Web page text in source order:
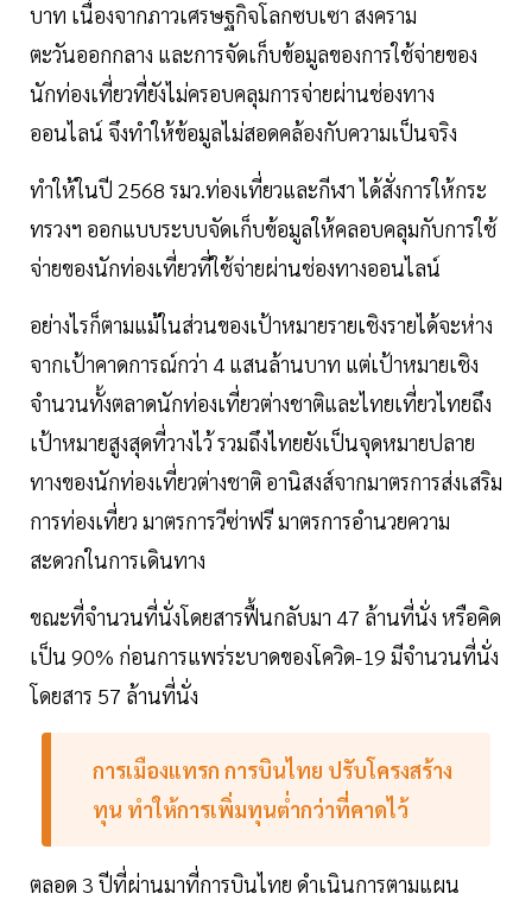
บาท เนื่องจากภาวเศรษฐกิจโลกซบเซา สงคราม
ตะวันออกกลาง และการจัดเก็บข้อมูลของการใช้จ่ายของ
นักท่องเที่ยวที่ยังไม่ครอบคลุมการจ่ายผ่านช่องทาง
ออนไลน์ จึงทำให้ข้อมูลไม่สอดคล้องกับความเป็นจริง
ทำให้ในปี 2568 รมว.ท่องเที่ยวและกีฬา ได้สั่งการให้กระ
ทรวงฯ ออกแบบระบบจัดเก็บข้อมูลให้คลอบคลุมกับการใช้
จ่ายของนักท่องเที่ยวที่ใช้จ่ายผ่านช่องทางออนไลน์
อย่างไรก็ตามแม้ในส่วนของเป้าหมายรายเชิงรายได้จะห่าง
จากเป้าคาดการณ์กว่า 4 แสนล้านบาท แต่เป้าหมายเชิง
จำนวนทั้งตลาดนักท่องเที่ยวต่างชาติและไทยเที่ยวไทยถึง
เป้าหมายสูงสุดที่วางไว้ รวมถึงไทยยังเป็นจุดหมายปลาย
ทางของนักท่องเที่ยวต่างชาติ อานิสงส์จากมาตรการส่งเสริม
การท่องเที่ยว มาตรการวีซ่าฟรี มาตรการอำนวยความ
สะดวกในการเดินทาง
ขณะที่จำนวนที่นั่งโดยสารฟื้นกลับมา 47 ล้านที่นั่ง หรือคิด
เป็น 90% ก่อนการแพร่ระบาดของโควิด-19 มีจำนวนที่นั่ง
โดยสาร 57 ล้านที่นั่ง
การเมืองแทรก การบินไทย ปรับโครงสร้าง
ทุน ทำให้การเพิ่มทุนต่ำกว่าที่คาดไว้
ตลอด 3 ปีที่ผ่านมาที่การบินไทย ดำเนินการตามแผน